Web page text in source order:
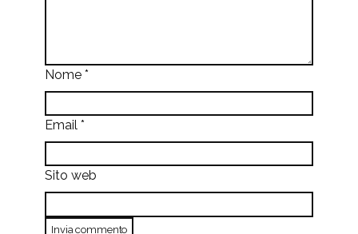
Nome *
Email *
Sito web